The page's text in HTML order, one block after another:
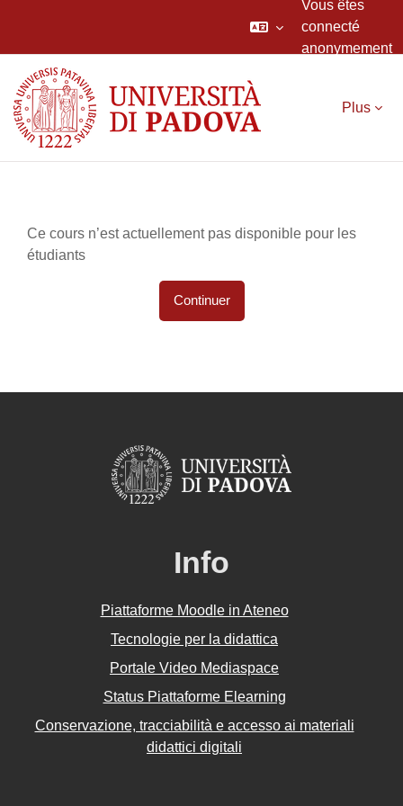
Vous êtes
connecté
anonymement
Plus
Ce cours n’est actuellement pas disponible pour les
étudiants
Continuer
Info
Piattaforme Moodle in Ateneo
Tecnologie per la didattica
Portale Video Mediaspace
Status Piattaforme Elearning
Conservazione, tracciabilità e accesso ai materiali
didattici digitali